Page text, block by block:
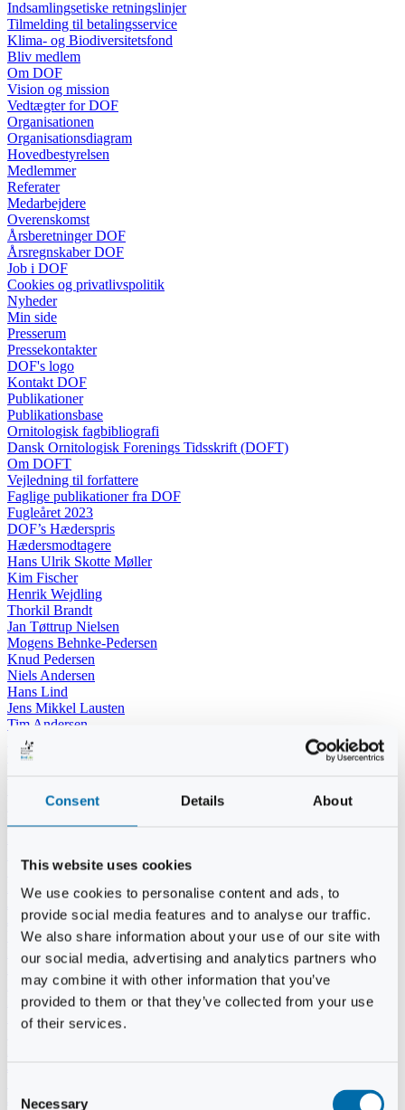
Consent Details About
This website uses cookies
We use cookies to personalise content and ads, to
provide social media features and to analyse our traffic.
We also share information about your use of our site with
our social media, advertising and analytics partners who
may combine it with other information that you’ve
provided to them or that they’ve collected from your use
of their services.
Necessary
Indsamlingsetiske retningslinjer
Tilmelding til betalingsservice
Klima- og Biodiversitetsfond
Bliv medlem
Om DOF
Vision og mission
Vedtægter for DOF
Organisationen
Organisationsdiagram
Hovedbestyrelsen
Medlemmer
Referater
Medarbejdere
Overenskomst
Årsberetninger DOF
Årsregnskaber DOF
Job i DOF
Cookies og privatlivspolitik
Nyheder
Min side
Presserum
Pressekontakter
DOF's logo
Kontakt DOF
Publikationer
Publikationsbase
Ornitologisk fagbibliografi
Dansk Ornitologisk Forenings Tidsskrift (DOFT)
Om DOFT
Vejledning til forfattere
Faglige publikationer fra DOF
Fugleåret 2023
DOF’s Hæderspris
Hædersmodtagere
Hans Ulrik Skotte Møller
Kim Fischer
Henrik Wejdling
Thorkil Brandt
Jan Tøttrup Nielsen
Mogens Behnke-Pedersen
Knud Pedersen
Niels Andersen
Hans Lind
Jens Mikkel Lausten
Tim Andersen
Per Janfelt
Christian Hjorth
Kjeld Hansen
Niels Thomas Rosenberg
Svend Andersen
Bent Wigh
Jens-Kjeld Jensen
Jon Fjeldså
William Carøe Aarestrup
Erik Mølgaard
Klaus Malling Olsen
Brian Zobbe
Peter Lange
Kurt Due Johansen
Niels Peter Andreasen
Jesper Tofft